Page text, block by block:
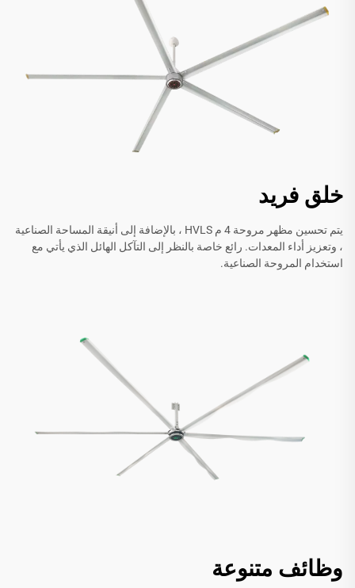
خلق فريد
يتم تحسين مظهر مروحة 4 م HVLS ، بالإضافة إلى أنيقة المساحة الصناعية
، وتعزيز أداء المعدات. رائع خاصة بالنظر إلى التآكل الهائل الذي يأتي مع
استخدام المروحة الصناعية.
وظائف متنوعة